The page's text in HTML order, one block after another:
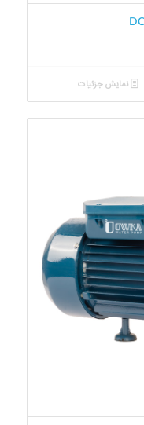
نمایش جزئیات